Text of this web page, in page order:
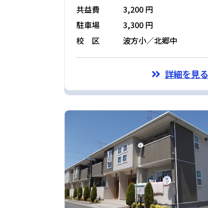
共益費
3,200 円
駐車場
3,300 円
校 区
波方小／北郷中
詳細を見る